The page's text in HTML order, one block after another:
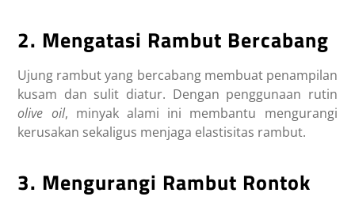
2. Mengatasi Rambut Bercabang
Ujung rambut yang bercabang membuat penampilan
kusam dan sulit diatur. Dengan penggunaan rutin
olive oil, minyak alami ini membantu mengurangi
kerusakan sekaligus menjaga elastisitas rambut.
3. Mengurangi Rambut Rontok